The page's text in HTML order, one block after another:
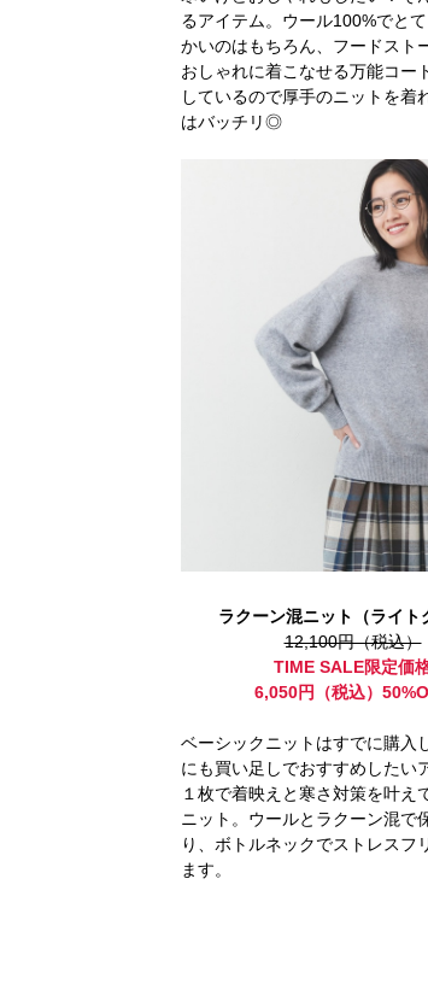
るアイテム。ウール100%でと
かいのはもちろん、フードスト
おしゃれに着こなせる万能コー
しているので厚手のニットを着
はバッチリ◎
ラクーン混ニット（ライト
12,100円（税込）
TIME SALE限定価
6,050円（税込）
ベーシックニットはすでに購入
にも買い足しでおすすめしたい
１枚で着映えと寒さ対策を叶え
ニット。ウールとラクーン混で
り、ボトルネックでストレスフ
ます。